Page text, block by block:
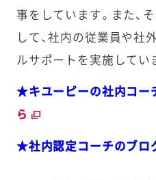
事をしています。また、
して、社内の従業員や社
ルサポートを実施してい
★キユーピーの社内コー
ら
★社内認定コーチのブロ